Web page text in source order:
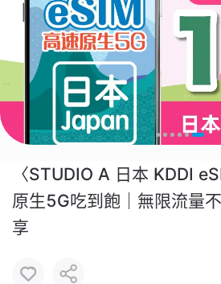
〈STUDIO A 日本 KDDI
原生5G吃到飽｜無限流量
享